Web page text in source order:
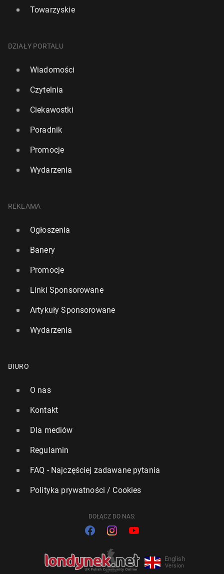
Towarzyskie
DZIAŁY PORTALU
Wiadomości
Czytelnia
Ciekawostki
Poradnik
Promocje
Wydarzenia
REKLAMA
Ogłoszenia
Banery
Promocje
Linki Sponsorowane
Artykuły Sponsorowane
Wydarzenia
BIURO
O nas
Kontakt
Dla mediów
Regulamin
FAQ - Najczęściej zadawane pytania
Polityka prywatności / Cookies
DOŁĄCZ DO NAS:
English
Version